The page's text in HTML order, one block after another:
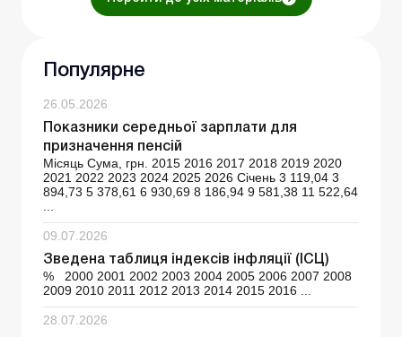
Популярне
26.05.2026
Показники середньої зарплати для
призначення пенсій
Місяць Сума, грн. 2015 2016 2017 2018 2019 2020
2021 2022 2023 2024 2025 2026 Січень 3 119,04 3
894,73 5 378,61 6 930,69 8 186,94 9 581,38 11 522,64
...
09.07.2026
Зведена таблиця індексів інфляції (ІСЦ)
% 2000 2001 2002 2003 2004 2005 2006 2007 2008
2009 2010 2011 2012 2013 2014 2015 2016 ...
28.07.2026